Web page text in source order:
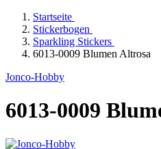
Startseite
Stickerbogen
Sparkling Stickers
6013-0009 Blumen Altrosa
Jonco-Hobby
6013-0009